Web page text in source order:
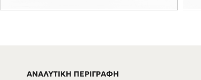
ΑΝΑΛΥΤΙΚΗ ΠΕΡΙΓΡΑΦΗ